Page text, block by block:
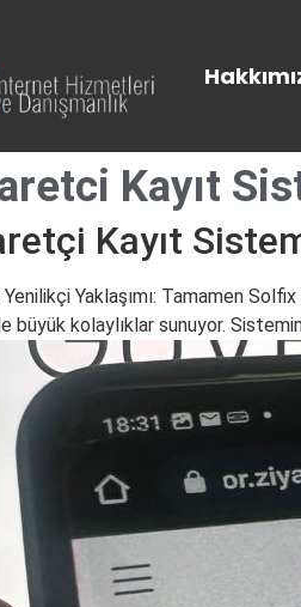
Kayıt
Kayıt
Yenilikçi Yaklaşımı: Tamamen
büyük kolaylıklar sunuyor.